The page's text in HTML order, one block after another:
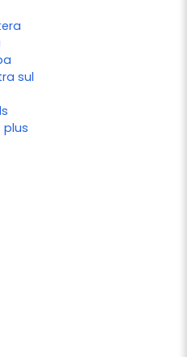
sul
plus